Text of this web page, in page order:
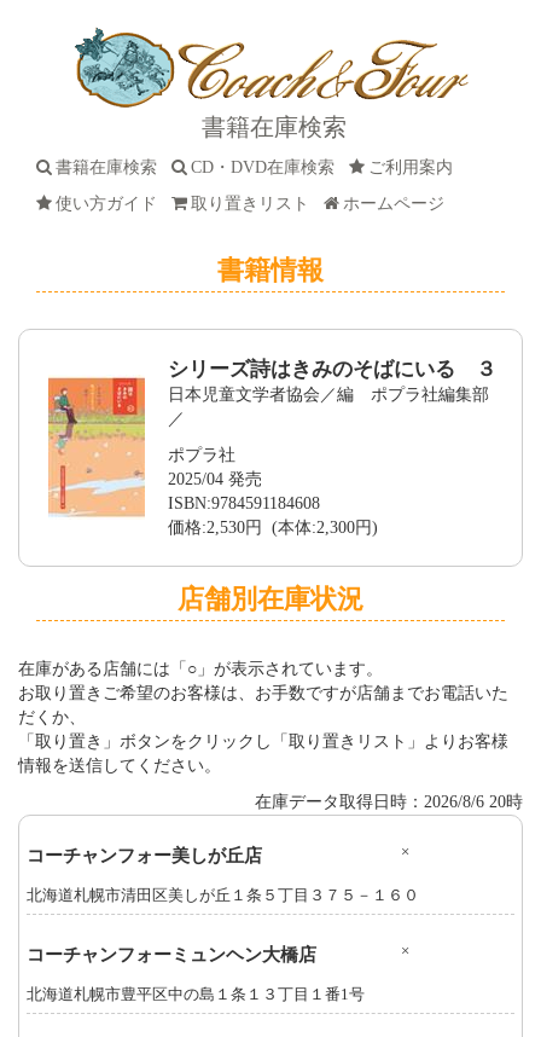
書籍在庫検索
書籍在庫検索 CD・DVD在庫検索
ご利用案内
使い方ガイド
取り置きリスト ホームページ
書籍情報
シリーズ詩はきみのそばにいる ３
日本児童文学者協会／編 ポプラ社編集部
／
ポプラ社
2025/04 発売
ISBN:9784591184608
価格:2,530円 (本体:2,300円)
店舗別在庫状況
在庫がある店舗には「○」が表示されています。
お取り置きご希望のお客様は、お手数ですが店舗までお電話いた
だくか、
「取り置き」ボタンをクリックし「取り置きリスト」よりお客様
情報を送信してください。
在庫データ取得日時：2026/8/6 20時
コーチャンフォー美しが丘店 ×
北海道札幌市清田区美しが丘１条５丁目３７５－１６０
コーチャンフォーミュンヘン大橋店 ×
北海道札幌市豊平区中の島１条１３丁目１番1号